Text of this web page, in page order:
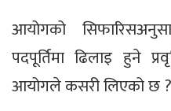
आयोगको
पदपूर्तिमा ढिलाइ हुने
आयोगले कसरी लिएको छ ?